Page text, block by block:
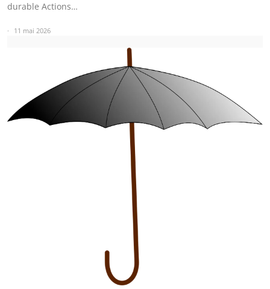
durable Actions…
11 mai 2026